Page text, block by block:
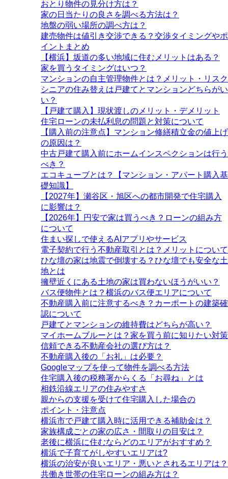
おとり物件の見分け方は？
家の日当たりの良さを調べる方法は？
地盤の弱い場所の調べ方は？
建売物件は値引き交渉できる？交渉タイミングやポ
イントまとめ
【横浜】坂道の多い地域に住むメリットはある？
家を買うタイミングはいつ？
マンションの自主管理物件とは？メリット・リスク
シニアの住み替えは戸建てとマンションどちらがい
い？
【戸建て購入】現状渡しのメリット・デメリット
住宅ローンの未払利息の問題と対策について
【購入前の注意点】マンション修繕積立金の値上げ
の原因は？
中古戸建て購入前にホームインスペクションは行う
べき？
エコキューブとは？【マンション・アパート購入基
礎知識】
【2027年】瀬谷区・旭区への都市開発で住宅購入
に影響は？
【2026年】円安で家は買うべき？ローンの組み方
について
住まい探しで使えるAIアプリやサービス
電子契約で行う不動産取引とは？メリットについて
ひな壇の家は地震で倒壊する？ひな壇でも安全な土
地とは
擁壁近くにある土地の家は買わないほうがいい？
バス便物件とは？横浜のバス便エリアについて
不動産購入前に注意するべき？カーポートの建築確
認について
戸建てとマンションの維持費はどちらが高い？
マイホームブルーとは？家を買う前に知りたい対策
信頼できる不動産会社の選び方は？
不動産購入後の「お礼」は必要？
Googleマップを使って物件を調べる方法
住宅購入後の税務署からくる「お尋ね」とは
相鉄沿線エリアの住みやすさ
親からの支援を受けて住宅購入した場合の
ポイント・注意点
横浜市で戸建て購入時に活用できる補助金は？
家族構成ごとの家の広さ・間取りの目安は？
老後に横浜に住むならどのエリアがおすすめ？
横浜で子育てがしやすいエリアは?
横浜の治安が良いエリア・悪いとされるエリアは？
共働き世帯の住宅ローンの組み方は？